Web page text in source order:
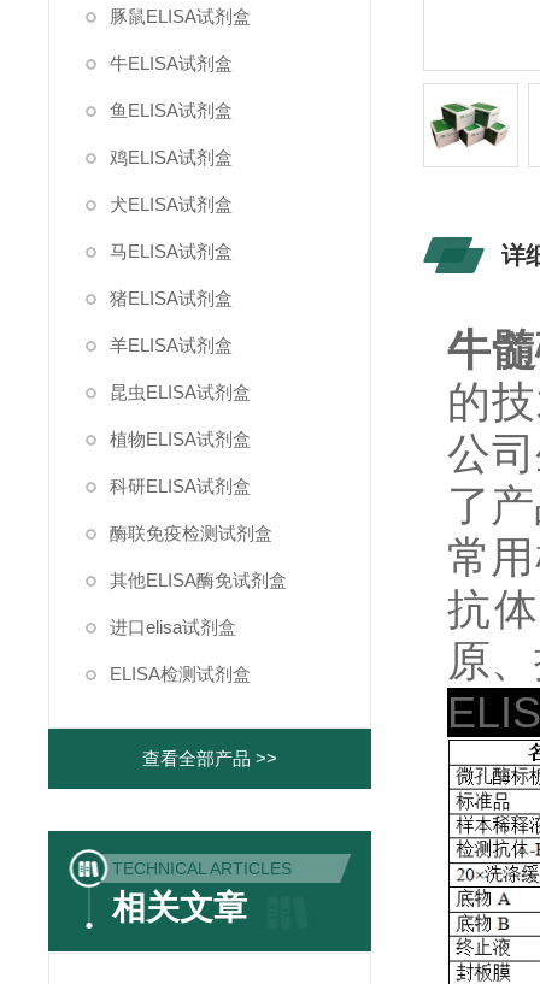
豚鼠ELISA试剂盒
牛ELISA试剂盒
鱼ELISA试剂盒
鸡ELISA试剂盒
犬ELISA试剂盒
马ELISA试剂盒
猪ELISA试剂盒
羊ELISA试剂盒
昆虫ELISA试剂盒
植物ELISA试剂盒
科研ELISA试剂盒
酶联免疫检测试剂盒
其他ELISA酶免试剂盒
进口elisa试剂盒
ELISA检测试剂盒
查看全部产品 >>
TECHNICAL ARTICLES
相关文章
详
牛
的
公
了
常
抗
原